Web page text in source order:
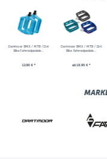
Dartmoor BMX / MTB / Dirt
Bike Fahrradpedale...
12,90 € *
Dartmoor BMX / MTB / Dirt
Bike Fahrradpedale...
ab 18,90 € *